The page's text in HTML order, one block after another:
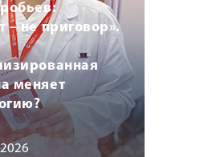
– не приговор».
меняет